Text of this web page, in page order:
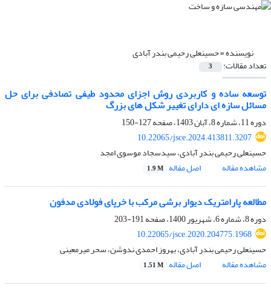
نویسنده =حسینعلی رحیمی بندر آبادی
تعداد مقالات: 3
توسعه ساده و کاربردی روش اجزای محدود طیفی تصادفی برای حل
مسائل سازه ای دارای تغییر شکل های بزرگ
دوره 11، شماره 8، آبان 1403، صفحه
127-150
10.22065/jsce.2024.413811.3207
حسینعلی رحیمی بندر آبادی، سیدسجاد موسوی امجد
مشاهده مقاله
اصل مقاله 1.9 M
مطالعه پارامتریک دیوار برشی مرکب با خرپای فولادی مدفون
دوره 8، شماره 6، شهریور 1400، صفحه
191-203
10.22065/jsce.2020.204775.1968
حسینعلی رحیمی بندر آبادی، بهروز احمدی ندوشن، سحر میرمعینی
مشاهده مقاله
اصل مقاله 1.51 M